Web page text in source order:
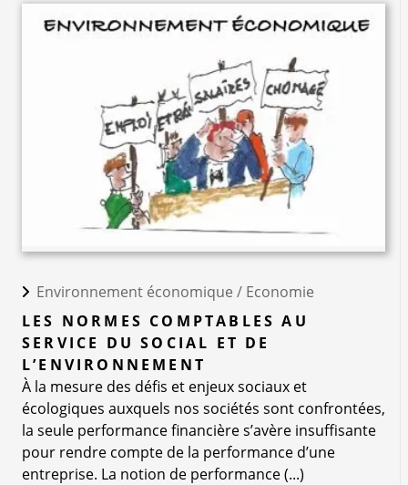
Environnement économique / Economie
LES NORMES COMPTABLES AU
SERVICE DU SOCIAL ET DE
L’ENVIRONNEMENT
À la mesure des défis et enjeux sociaux et
écologiques auxquels nos sociétés sont confrontées,
la seule performance financière s’avère insuffisante
pour rendre compte de la performance d’une
entreprise. La notion de performance (...)